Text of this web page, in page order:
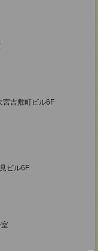
吉敷町ビル6F
ビル6F